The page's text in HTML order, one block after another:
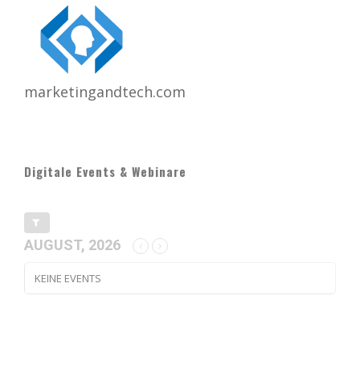
marketingandtech.com
Digitale Events & Webinare
AUGUST, 2026
KEINE EVENTS